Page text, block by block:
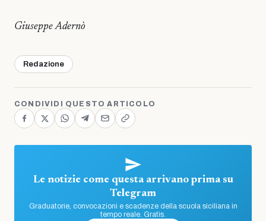
Giuseppe Adernò
Redazione
CONDIVIDI QUESTO ARTICOLO
Le notizie come questa arrivano prima su
Telegram
Graduatorie, convocazioni e scadenze della scuola siciliana in
tempo reale. Gratis.